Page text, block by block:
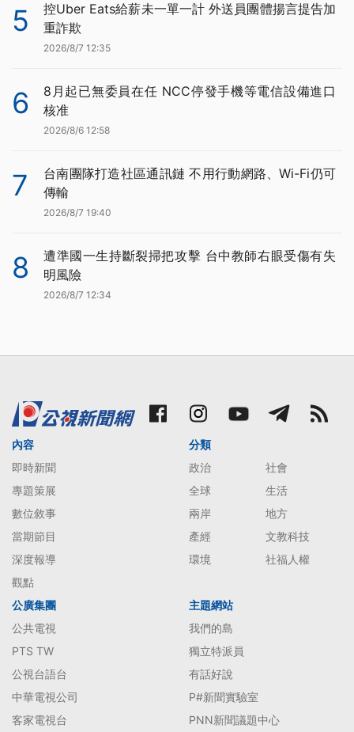
5
控Uber Eats給薪未一單一計 外送員團體揚言提告加
重詐欺
2026/8/7 12:35
6
8月起已無委員在任 NCC停發手機等電信設備進口
核准
2026/8/6 12:58
7
台南團隊打造社區通訊鏈 不用行動網路、Wi-Fi仍可
傳輸
2026/8/7 19:40
8
遭準國一生持斷裂掃把攻擊 台中教師右眼受傷有失
明風險
2026/8/7 12:34
內容
即時新聞
專題策展
數位敘事
當期節目
深度報導
觀點
分類
政治
社會
全球
生活
兩岸
地方
產經
文教科技
環境
社福人權
公廣集團
公共電視
PTS TW
公視台語台
中華電視公司
客家電視台
主題網站
我們的島
獨立特派員
有話好說
P#新聞實驗室
PNN新聞議題中心